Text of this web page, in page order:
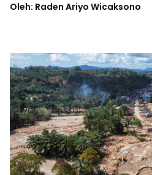
Oleh: Raden Ariyo Wicaksono